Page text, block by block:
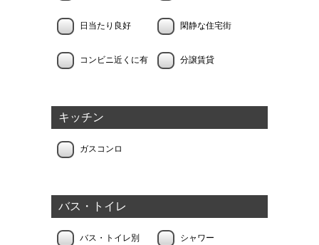
日当たり良好 閑静な住宅街
コンビニ近くに有 分譲賃貸
キッチン
ガスコンロ
バス・トイレ
バス・トイレ別 シャワー